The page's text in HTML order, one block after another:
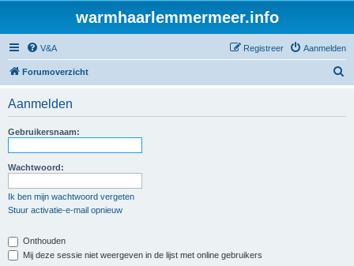
warmhaarlemmermeer.info
V&A Aanmelden
Registreer
Forumoverzicht
Aanmelden
Gebruikersnaam:
Wachtwoord:
Ik ben mijn wachtwoord vergeten
Stuur activatie-e-mail opnieuw
Onthouden
Mij deze sessie niet weergeven in de lijst met online gebruikers